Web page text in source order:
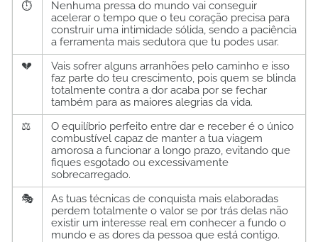
⏱️
Nenhuma pressa do mundo vai conseguir
acelerar o tempo que o teu coração precisa para
construir uma intimidade sólida, sendo a paciência
a ferramenta mais sedutora que tu podes usar.
💔
Vais sofrer alguns arranhões pelo caminho e isso
faz parte do teu crescimento, pois quem se blinda
totalmente contra a dor acaba por se fechar
também para as maiores alegrias da vida.
⚖️
O equilíbrio perfeito entre dar e receber é o único
combustível capaz de manter a tua viagem
amorosa a funcionar a longo prazo, evitando que
fiques esgotado ou excessivamente
sobrecarregado.
🎭
As tuas técnicas de conquista mais elaboradas
perdem totalmente o valor se por trás delas não
existir um interesse real em conhecer a fundo o
mundo e as dores da pessoa que está contigo.